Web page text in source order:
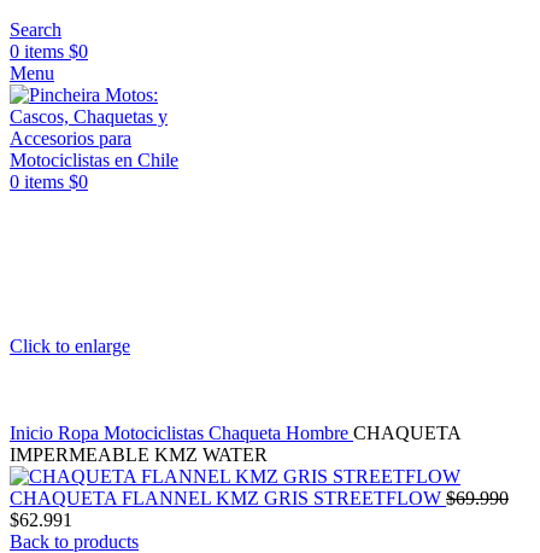
Search
0 items $0
Menu
0 items $0
Click to enlarge
Inicio Ropa Motociclistas Chaqueta Hombre CHAQUETA
IMPERMEABLE KMZ WATER
CHAQUETA FLANNEL KMZ GRIS STREETFLOW $69.990
$62.991
Back to products